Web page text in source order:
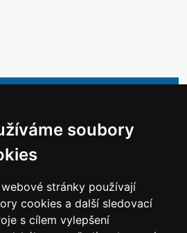
soubory
stránky používají
cookies a další sledovací
s cílem vylepšení
a dotazy nezůstanou bez odezvy.